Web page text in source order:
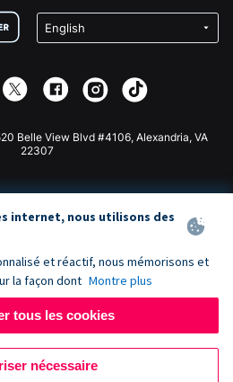
Belle View Blvd #4106, Alexandria, VA
22307
internet, nous utilisons des
et réactif, nous mémorisons et
la façon dont Montre plus
tous les cookies
nécessaire